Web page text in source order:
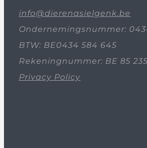
info@dierenasielgenk.be
Ondernemingsnummer:
BTW: BE0434 584 645
Rekeningnummer: BE 85
Privacy Policy